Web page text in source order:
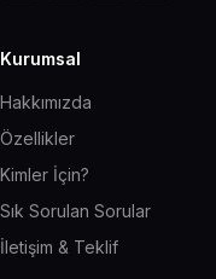
Kurumsal
Hakkımızda
Özellikler
Kimler İçin?
Sık Sorulan Sorular
İletişim & Teklif